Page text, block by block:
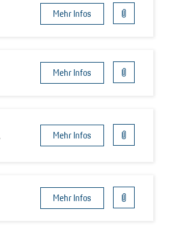
Mehr Infos
Mehr Infos
Mehr Infos
Mehr Infos